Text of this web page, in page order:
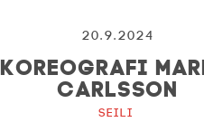
20.9.2024
KOREOGRAFI
CARLSSON
Seili